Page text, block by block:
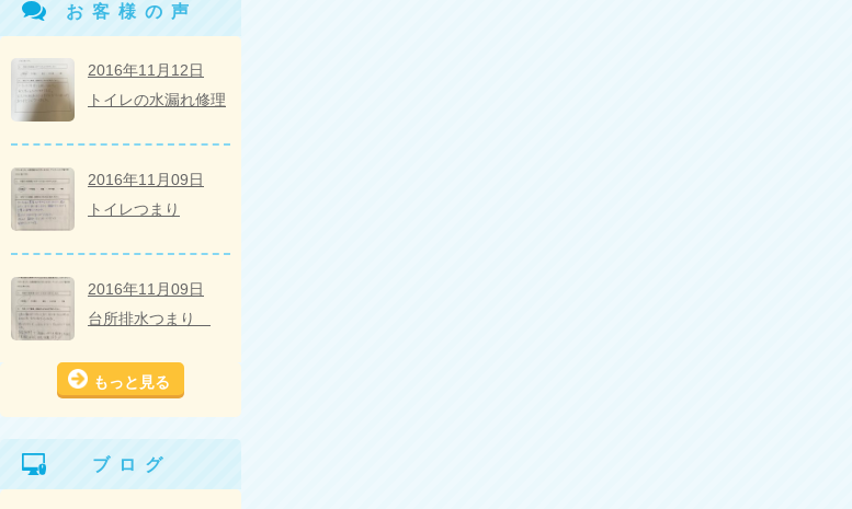
お客様の声
2016年11月12日
トイレの水漏れ修理
2016年11月09日
トイレつまり
2016年11月09日
台所排水つまり
もっと見る
ブログ